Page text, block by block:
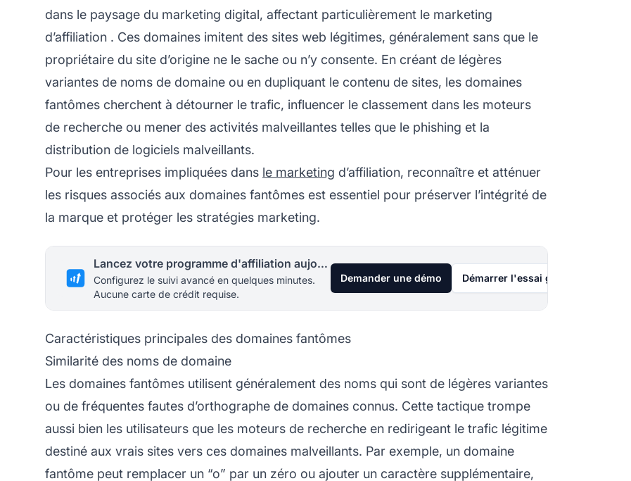
dans le paysage du marketing digital, affectant particulièrement le marketing
d’affiliation . Ces domaines imitent des sites web légitimes, généralement sans que le
propriétaire du site d’origine ne le sache ou n’y consente. En créant de légères
variantes de noms de domaine ou en dupliquant le contenu de sites, les domaines
fantômes cherchent à détourner le trafic, influencer le classement dans les moteurs
de recherche ou mener des activités malveillantes telles que le phishing et la
distribution de logiciels malveillants.
Pour les entreprises impliquées dans le marketing d’affiliation, reconnaître et atténuer
les risques associés aux domaines fantômes est essentiel pour préserver l’intégrité de
la marque et protéger les stratégies marketing.
Lancez votre programme d'affiliation aujourd'hui
Configurez le suivi avancé en quelques minutes.
Aucune carte de crédit requise.
Demander une démo Démarrer l'essai gratuit de 30 jours
Caractéristiques principales des domaines fantômes
Similarité des noms de domaine
Les domaines fantômes utilisent généralement des noms qui sont de légères variantes
ou de fréquentes fautes d’orthographe de domaines connus. Cette tactique trompe
aussi bien les utilisateurs que les moteurs de recherche en redirigeant le trafic légitime
destiné aux vrais sites vers ces domaines malveillants. Par exemple, un domaine
fantôme peut remplacer un “o” par un zéro ou ajouter un caractère supplémentaire,